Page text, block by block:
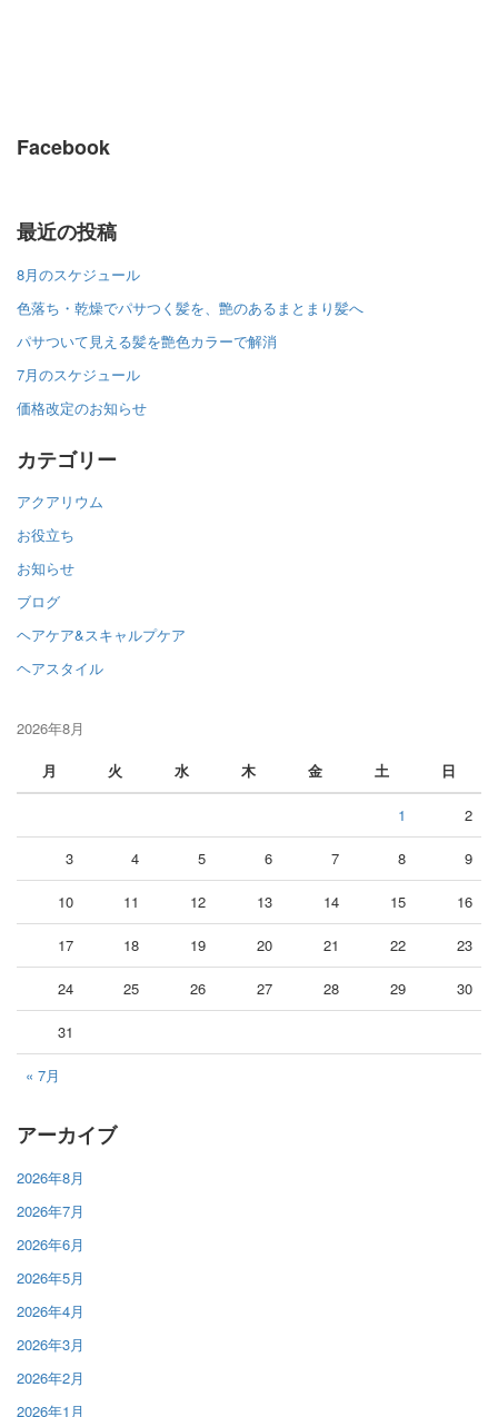
Facebook
最近の投稿
8月のスケジュール
色落ち・乾燥でパサつく髪を、艶のあるまとまり髪へ
パサついて見える髪を艶色カラーで解消
7月のスケジュール
価格改定のお知らせ
カテゴリー
アクアリウム
お役立ち
お知らせ
ブログ
ヘアケア&スキャルプケア
ヘアスタイル
2026年8月
月
火 水 木 金 土 日
« 7月
1 2
3 4 5 6 7 8 9
10 11 12 13 14 15 16
17 18 19 20 21 22 23
24 25 26 27 28 29 30
31
アーカイブ
2026年8月
2026年7月
2026年6月
2026年5月
2026年4月
2026年3月
2026年2月
2026年1月